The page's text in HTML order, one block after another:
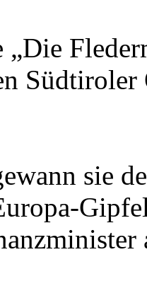
Südtiroler
sie